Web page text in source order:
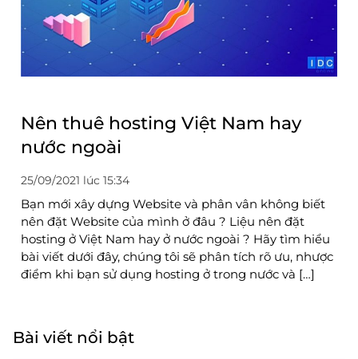
Nên thuê hosting Việt Nam hay
nước ngoài
25/09/2021 lúc 15:34
Bạn mới xây dựng Website và phân vân không biết
nên đặt Website của mình ở đâu ? Liệu nên đặt
hosting ở Việt Nam hay ở nước ngoài ? Hãy tìm hiểu
bài viết dưới đây, chúng tôi sẽ phân tích rõ ưu, nhược
điểm khi bạn sử dụng hosting ở trong nước và […]
Bài viết nổi bật